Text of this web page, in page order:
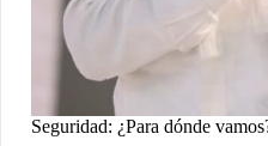
Seguridad: ¿Para dónde